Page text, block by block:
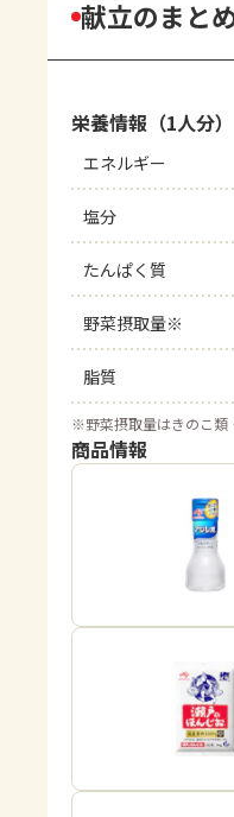
献立のまと
栄養情報（1人分）
エネルギー
塩分
たんぱく質
野菜摂取量※
脂質
※野菜摂取量はきのこ類
商品情報
「ア
「瀬